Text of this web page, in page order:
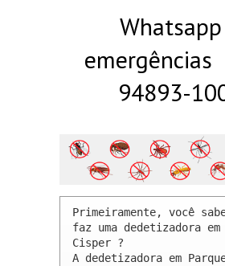
emergências
94893-
Primeiramente, você
faz uma dedetizadora em
Cisper ?
A dedetizadora em